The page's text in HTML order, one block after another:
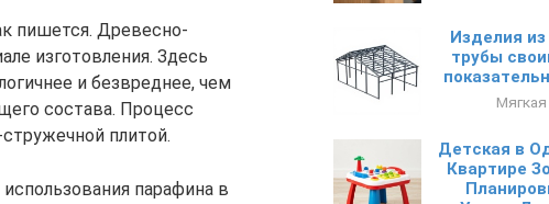
пишется. Древесно-
изготовления. Здесь
и безвреднее, чем
состава. Процесс
плитой.
парафина в
Изделия
трубы
Детская в
Квартире